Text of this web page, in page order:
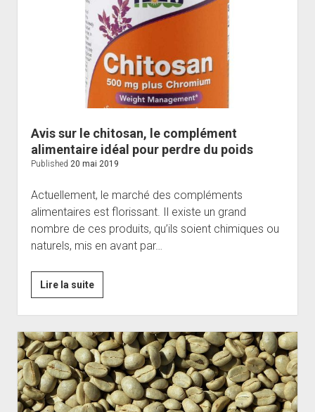
taille
pour
affiner
sa
silhouette
Avis sur le chitosan, le complément
alimentaire idéal pour perdre du poids
Published 20 mai 2019
Actuellement, le marché des compléments
alimentaires est florissant. Il existe un grand
nombre de ces produits, qu’ils soient chimiques ou
naturels, mis en avant par…
Lire la suiteAvis
sur
le
chitosan,
le
complément
alimentaire
idéal